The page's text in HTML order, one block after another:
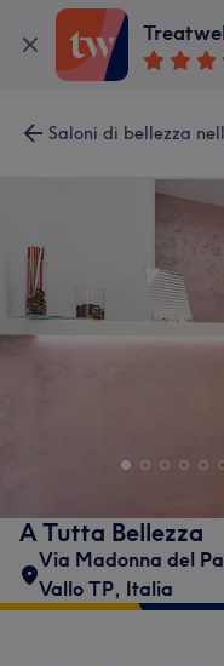
Saloni di bellezza
A Tutta Bellezza
Via Madonna del
Vallo TP, Italia